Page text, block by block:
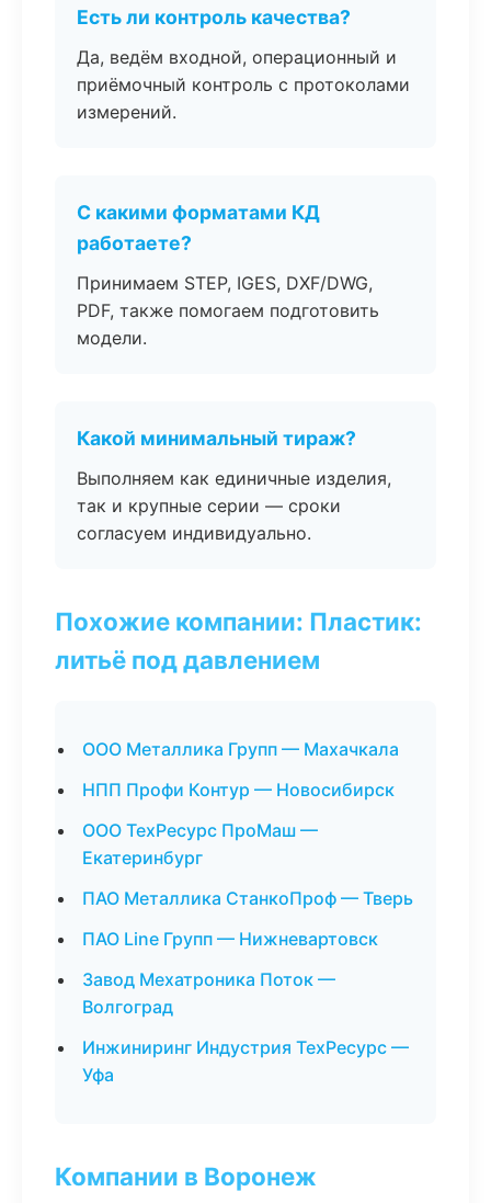
Есть ли контроль качества?
Да, ведём входной, операционный и
приёмочный контроль с протоколами
измерений.
С какими форматами КД
работаете?
Принимаем STEP, IGES, DXF/DWG,
PDF, также помогаем подготовить
модели.
Какой минимальный тираж?
Выполняем как единичные изделия,
так и крупные серии — сроки
согласуем индивидуально.
Похожие компании: Пластик:
литьё под давлением
ООО Металлика Групп — Махачкала
НПП Профи Контур — Новосибирск
ООО ТехРесурс ПроМаш —
Екатеринбург
ПАО Металлика СтанкоПроф — Тверь
ПАО Line Групп — Нижневартовск
Завод Мехатроника Поток —
Волгоград
Инжиниринг Индустрия ТехРесурс —
Уфа
Компании в Воронеж